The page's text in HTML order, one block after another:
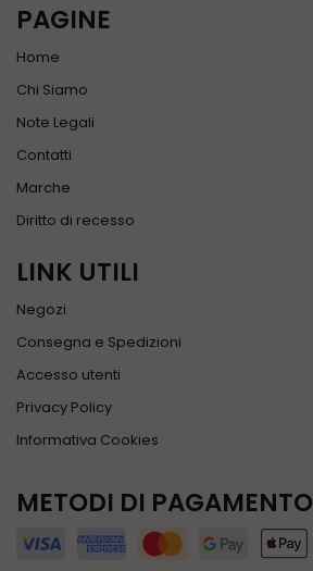
PAGINE
Home
Chi Siamo
Note Legali
Contatti
Marche
Diritto di recesso
LINK UTILI
Negozi
Consegna e Spedizioni
Accesso utenti
Privacy Policy
Informativa Cookies
METODI DI PAGAMENTO